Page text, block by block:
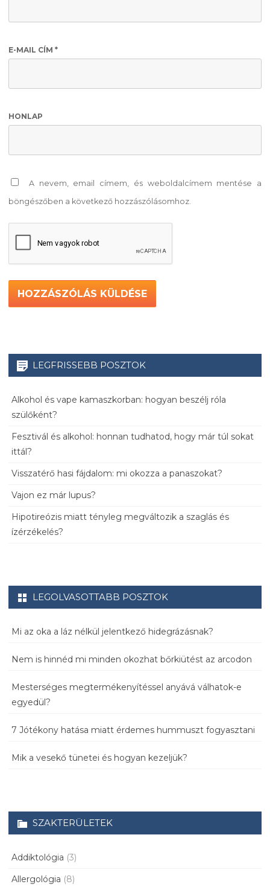
E-MAIL CÍM *
HONLAP
A nevem, email címem, és weboldalcímem mentése a
böngészőben a következő hozzászólásomhoz.
LEGFRISSEBB POSZTOK
Alkohol és vape kamaszkorban: hogyan beszélj róla
szülőként?
Fesztivál és alkohol: honnan tudhatod, hogy már túl sokat
ittál?
Visszatérő hasi fájdalom: mi okozza a panaszokat?
Vajon ez már lupus?
Hipotireózis miatt tényleg megváltozik a szaglás és
ízérzékelés?
LEGOLVASOTTABB POSZTOK
Mi az oka a láz nélkül jelentkező hidegrázásnak?
Nem is hinnéd mi minden okozhat bőrkiütést az arcodon
Mesterséges megtermékenyítéssel anyává válhatok-e
egyedül?
7 Jótékony hatása miatt érdemes hummuszt fogyasztani
Mik a vesekő tünetei és hogyan kezeljük?
SZAKTERÜLETEK
Addiktológia (3)
Allergológia (8)